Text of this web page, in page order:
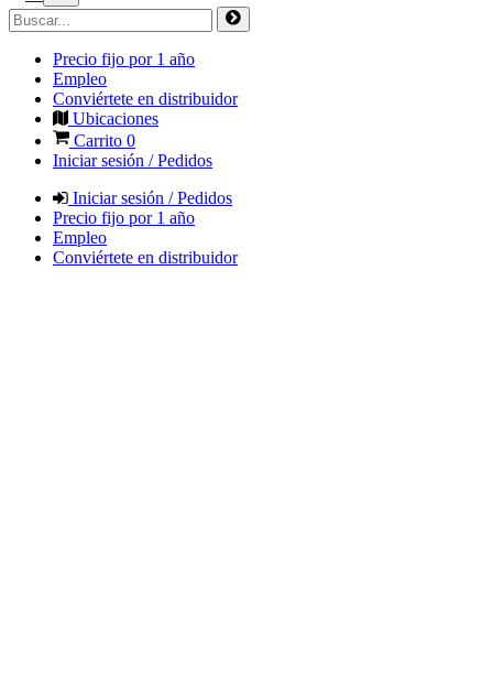
Precio fijo por 1 año
Empleo
Conviértete en distribuidor
Ubicaciones
Carrito 0
Iniciar sesión / Pedidos
Iniciar sesión / Pedidos
Precio fijo por 1 año
Empleo
Conviértete en distribuidor